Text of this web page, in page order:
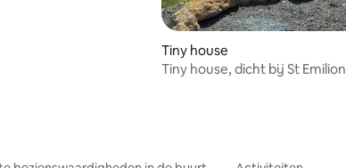
Tiny house
Tiny house, dicht bij St Emilion